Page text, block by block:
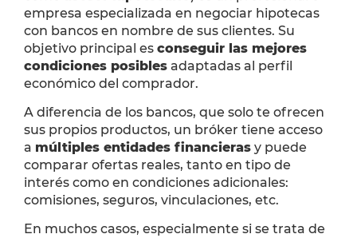
empresa especializada en negociar hipotecas
con bancos en nombre de sus clientes. Su
objetivo principal es conseguir las mejores
condiciones posibles adaptadas al perfil
económico del comprador.
A diferencia de los bancos, que solo te ofrecen
sus propios productos, un bróker tiene acceso
a múltiples entidades financieras y puede
comparar ofertas reales, tanto en tipo de
interés como en condiciones adicionales:
comisiones, seguros, vinculaciones, etc.
En muchos casos, especialmente si se trata de